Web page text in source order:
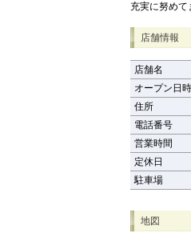
充実に努めて
店舗情報
店舗名
オープン日時
住所
電話番号
営業時間
定休日
駐車場
地図